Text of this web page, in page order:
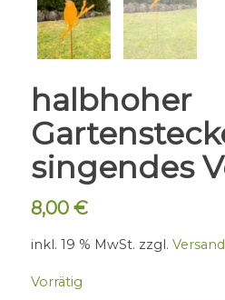
halbhoher
singendes
8,00 €
inkl. 19 % MwSt. zzgl.
Vorrätig